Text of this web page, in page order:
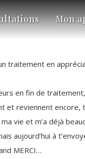
Mon
traitement en
en fin de
et reviennent
vie et m’a déjà
aujourd’hui à
MERCI…